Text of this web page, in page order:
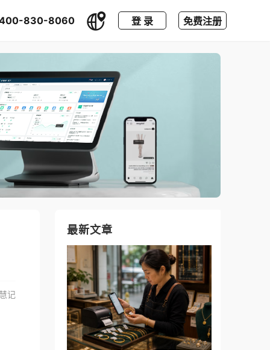
830-8060 登 录 免费注册
记
最新文章